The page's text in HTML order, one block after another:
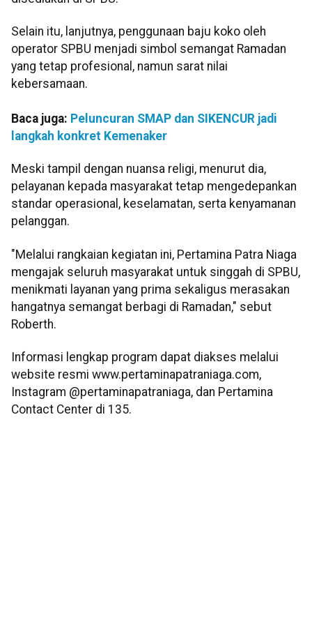
Selain itu, lanjutnya, penggunaan baju koko oleh
operator SPBU menjadi simbol semangat Ramadan
yang tetap profesional, namun sarat nilai
kebersamaan.
Baca juga: Peluncuran SMAP dan SIKENCUR jadi
langkah konkret Kemenaker
Meski tampil dengan nuansa religi, menurut dia,
pelayanan kepada masyarakat tetap mengedepankan
standar operasional, keselamatan, serta kenyamanan
pelanggan.
"Melalui rangkaian kegiatan ini, Pertamina Patra Niaga
mengajak seluruh masyarakat untuk singgah di SPBU,
menikmati layanan yang prima sekaligus merasakan
hangatnya semangat berbagi di Ramadan," sebut
Roberth.
Informasi lengkap program dapat diakses melalui
website resmi www.pertaminapatraniaga.com,
Instagram @pertaminapatraniaga, dan Pertamina
Contact Center di 135.